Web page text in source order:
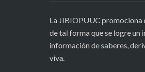
La JIBIOPUUC promociona
de tal forma que se logre un
información de saberes,
viva.